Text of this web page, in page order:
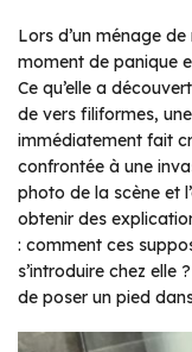
Lors d’un ménage
moment de panique
Ce qu’elle a
de vers filiformes,
immédiatement fait
confrontée à une
photo de la scène et
obtenir des
: comment ces
s’introduire chez elle
de poser un pied